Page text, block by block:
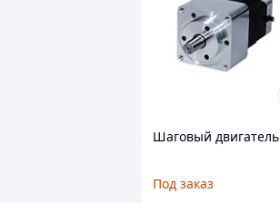
Шаговый двигатель
Под заказ